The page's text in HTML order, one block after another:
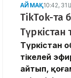
АЙМАҚ10:42, 31
TikTok-та
Түркістан
тікелей
айтып,